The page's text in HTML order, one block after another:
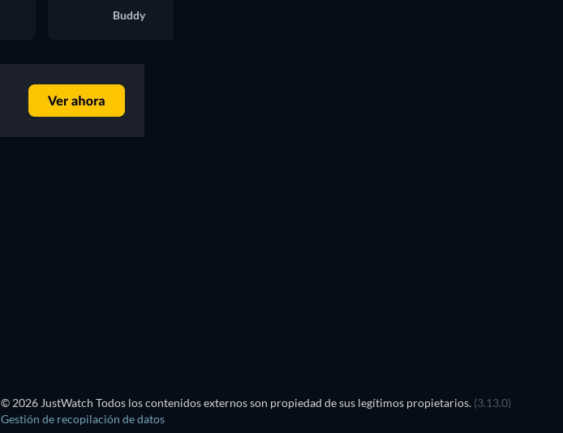
Buddy
© 2026 JustWatch Todos los contenidos externos son propiedad de sus legítimos propietarios. (3.13.0)
Gestión de recopilación de datos